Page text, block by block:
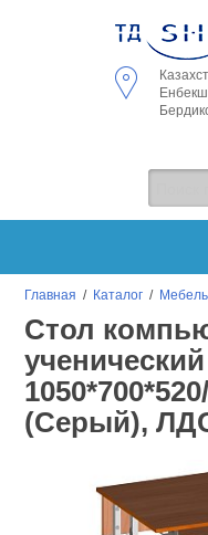
Главная / Каталог / Мебель
Стол
ученический
(Серый),